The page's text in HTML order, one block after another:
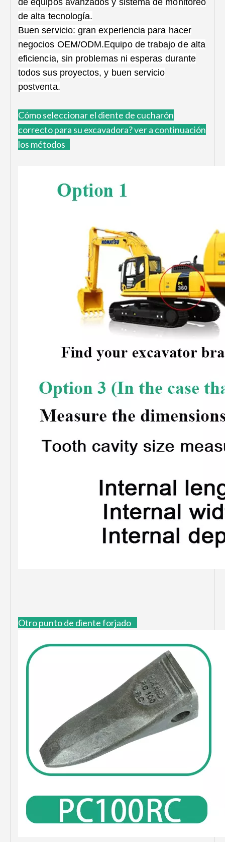
de equipos avanzados y sistema de monitoreo
de alta tecnología.
Buen servicio: gran experiencia para hacer
negocios OEM/ODM.Equipo de trabajo de alta
eficiencia, sin problemas ni esperas durante
todos sus proyectos, y buen servicio
postventa.
Cómoseleccionar el diente de cucharón
correcto para su excavadora?ver a continuación
los métodos
Otro punto de diente forjado